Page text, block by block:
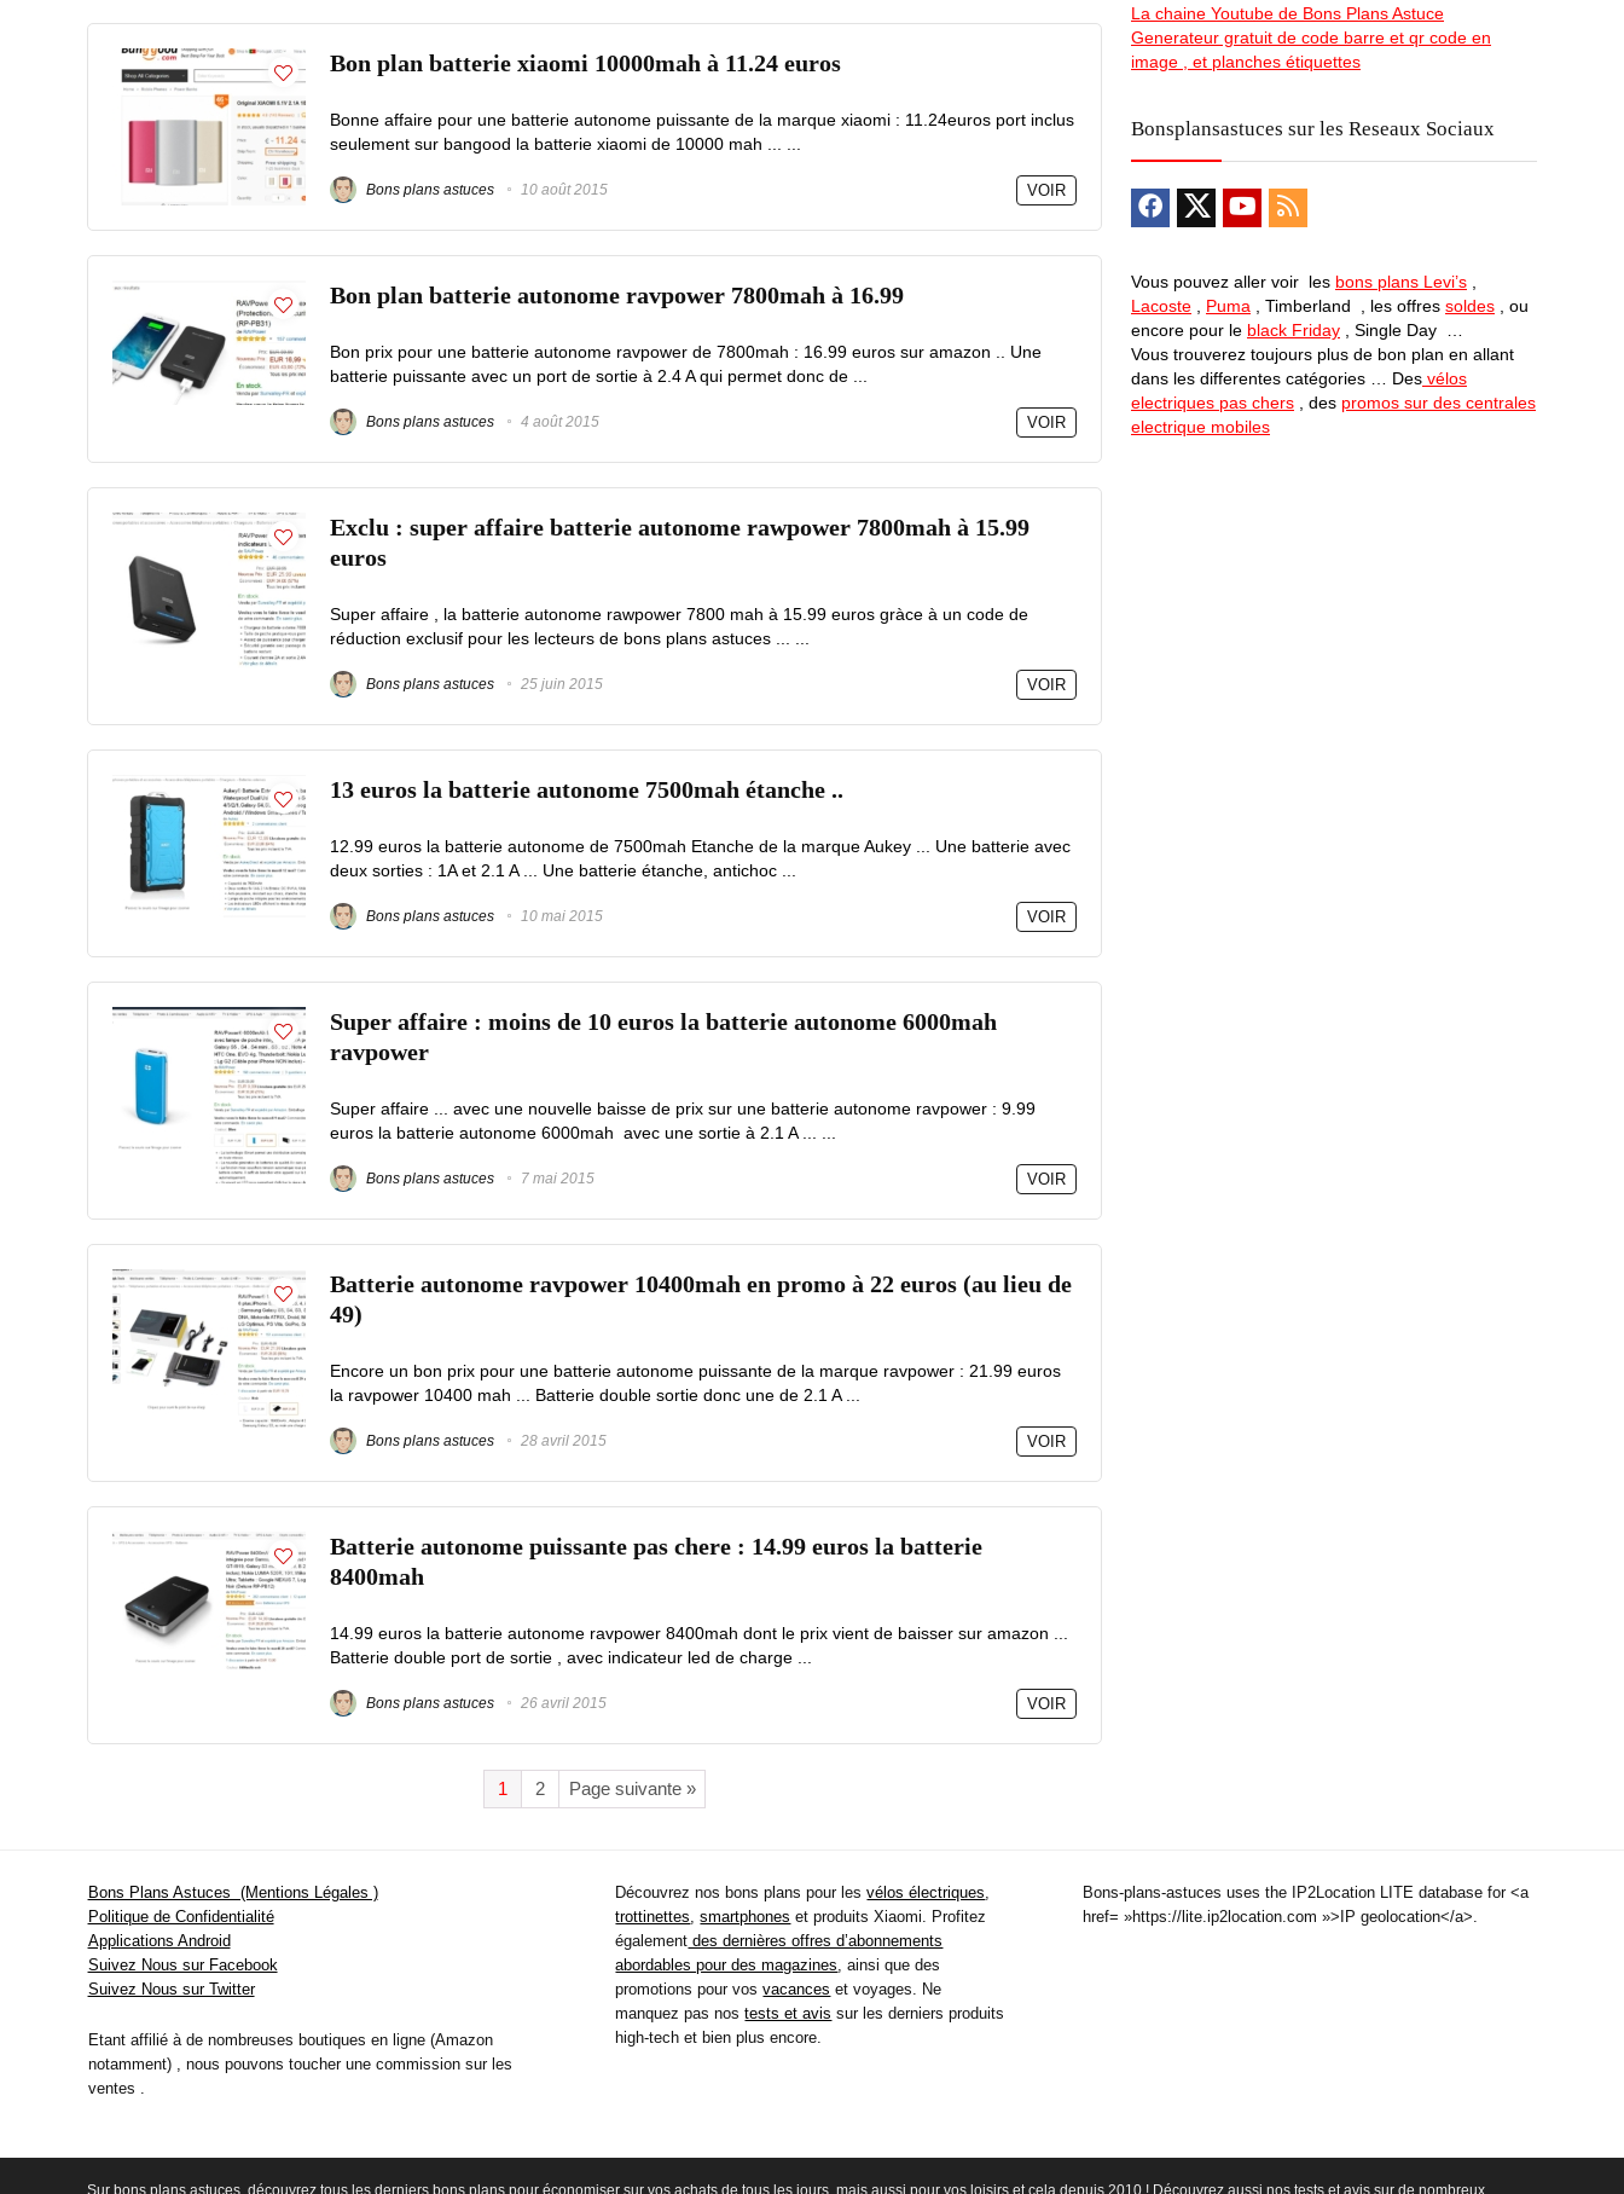
Bon plan batterie xiaomi 10000mah à 11.24 euros
Bonne affaire pour une batterie autonome puissante de la marque xiaomi : 11.24euros port inclus
seulement sur bangood la batterie xiaomi de 10000 mah ... ...
Bons plans astuces 10 août 2015 VOIR
Bon plan batterie autonome ravpower 7800mah à 16.99
Bon prix pour une batterie autonome ravpower de 7800mah : 16.99 euros sur amazon .. Une
batterie puissante avec un port de sortie à 2.4 A qui permet donc de ...
Bons plans astuces 4 août 2015 VOIR
Exclu : super affaire batterie autonome rawpower 7800mah à 15.99
euros
Super affaire , la batterie autonome rawpower 7800 mah à 15.99 euros gràce à un code de
réduction exclusif pour les lecteurs de bons plans astuces ... ...
Bons plans astuces 25 juin 2015 VOIR
13 euros la batterie autonome 7500mah étanche ..
12.99 euros la batterie autonome de 7500mah Etanche de la marque Aukey ... Une batterie avec
deux sorties : 1A et 2.1 A ... Une batterie étanche, antichoc ...
Bons plans astuces 10 mai 2015 VOIR
Super affaire : moins de 10 euros la batterie autonome 6000mah
ravpower
Super affaire ... avec une nouvelle baisse de prix sur une batterie autonome ravpower : 9.99
euros la batterie autonome 6000mah avec une sortie à 2.1 A ... ...
Bons plans astuces 7 mai 2015 VOIR
Batterie autonome ravpower 10400mah en promo à 22 euros (au lieu de
49)
Encore un bon prix pour une batterie autonome puissante de la marque ravpower : 21.99 euros
la ravpower 10400 mah ... Batterie double sortie donc une de 2.1 A ...
Bons plans astuces 28 avril 2015 VOIR
Batterie autonome puissante pas chere : 14.99 euros la batterie
8400mah
14.99 euros la batterie autonome ravpower 8400mah dont le prix vient de baisser sur amazon ...
Batterie double port de sortie , avec indicateur led de charge ...
Bons plans astuces 26 avril 2015 VOIR
1 2 Page suivante »
La chaine Youtube de Bons Plans Astuce
Generateur gratuit de code barre et qr code en
image , et planches étiquettes
Bonsplansastuces sur les Reseaux Sociaux
Vous pouvez aller voir les bons plans Levi’s
Lacoste
Puma , Timberland , les offres soldes , ou
encore pour le black Friday , Single Day …
Vous trouverez toujours plus de bon plan en allant
dans les differentes catégories … Des vélos
electriques pas chers , des promos sur des centrales
electrique mobiles
Bons Plans Astuces (Mentions Légales )
Politique de Confidentialité
Applications Android
Suivez Nous sur Facebook
Suivez Nous sur Twitter
Etant affilié à de nombreuses boutiques en ligne (Amazon
notamment) , nous pouvons toucher une commission sur les
ventes .
Découvrez nos bons plans pour lesvélos électriques
trottinettes ,smartphones et produits Xiaomi. Profitez
également des dernières offres d’abonnements
abordables pour des magazines , ainsi que des
promotions pour vosvacances et voyages. Ne
manquez pas nostests et avis sur les derniers produits
high-tech et bien plus encore.
Bons-plans-astuces uses the IP2Location LITE database for <a
href= »https://lite.ip2location.com »>IP geolocation</a>.
Sur bons plans astuces, découvrez tous les derniers bons plans pour économiser sur vos achats de tous les jours, mais aussi pour vos loisirs et cela depuis 2010 ! Découvrez aussi nos tests et avis sur de nombreux